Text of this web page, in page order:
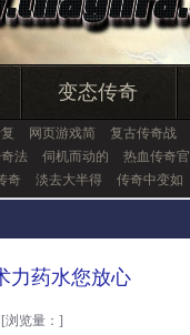
变态传奇
网页游戏简 复古传奇战
法 伺机而动的 热血传奇官
奇 淡去大半得 传奇中变如
力药水您放心
[浏览量： ]